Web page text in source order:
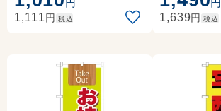
1,111円 税込 1,639円 税込